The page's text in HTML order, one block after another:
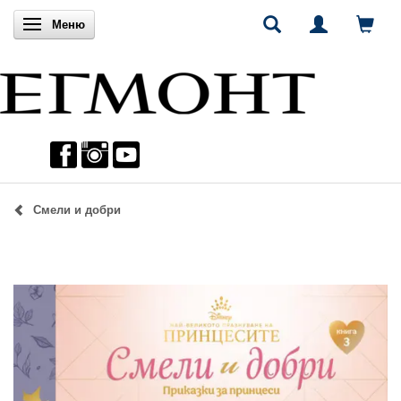
Включи навигацията
Меню
Смели и добри